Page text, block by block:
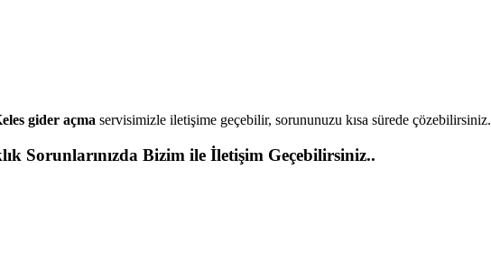
gider açma servisimizle iletişime geçebilir, sorununuzu kısa sürede çözebilirsiniz.
Sorunlarınızda Bizim ile İletişim Geçebilirsiniz..